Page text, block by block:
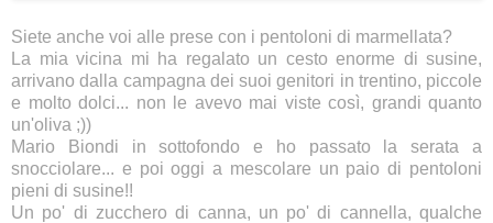
Siete anche voi alle prese con i pentoloni di marmellata?
La mia vicina mi ha regalato un cesto enorme di susine,
arrivano dalla campagna dei suoi genitori in trentino, piccole
e molto dolci... non le avevo mai viste così, grandi quanto
un'oliva ;))
Mario Biondi in sottofondo e ho passato la serata a
snocciolare... e poi oggi a mescolare un paio di pentoloni
pieni di susine!!
Un po' di zucchero di canna, un po' di cannella, qualche